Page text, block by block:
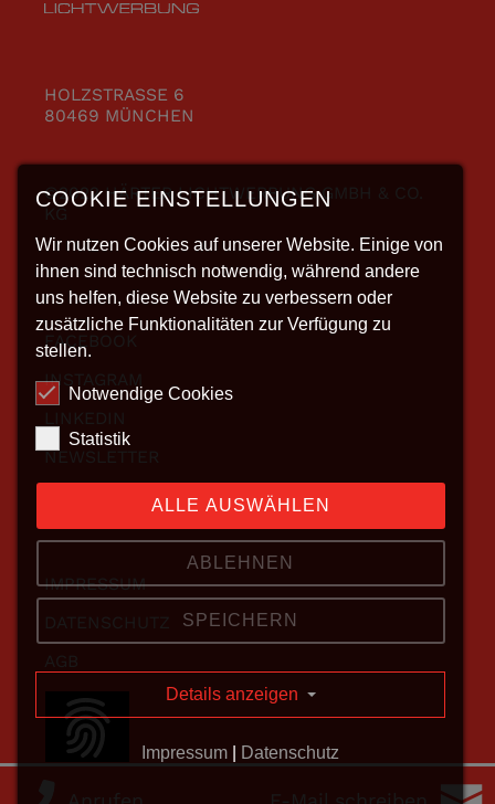
HOLZSTRASSE 6
80469 MÜNCHEN
©2022 HÄRTER LICHTWERBUNG GMBH & CO.
KG
FACEBOOK
INSTAGRAM
NEWSLETTER
IMPRESSUM
KONTAKT
COOKIE EINSTELLUNGEN
Wir nutzen Cookies auf unserer Website. Einige von
ihnen sind technisch notwendig, während andere
uns helfen, diese Website zu verbessern oder
zusätzliche Funktionalitäten zur Verfügung zu
stellen.
Notwendige Cookies
Statistik
ALLE AUSWÄHLEN
ABLEHNEN
SPEICHERN
Details anzeigen
Impressum Datenschutz